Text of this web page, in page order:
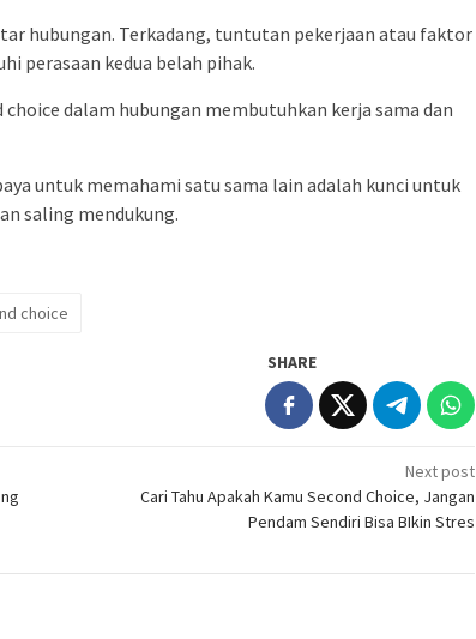
hubungan. Terkadang, tuntutan pekerjaan atau faktor
perasaan kedua belah pihak.
dalam hubungan membutuhkan kerja sama dan
untuk memahami satu sama lain adalah kunci untuk
saling mendukung.
choice
SHARE
Next post
Cari Tahu Apakah Kamu Second Choice, Jangan
Pendam Sendiri Bisa BIkin Stres